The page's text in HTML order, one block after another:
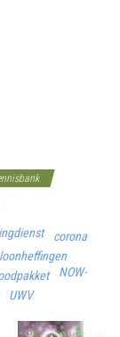
corona
loonheffingen
NOW-
UWV